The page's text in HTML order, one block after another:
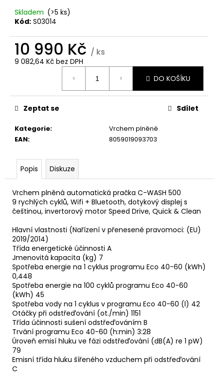
Skladem (>5 ks)
Kód: S03014
10 990 Kč / ks
9 082,64 Kč bez DPH
DO KOŠÍKU
Kategorie:
Vrchem plněné
EAN: 8059019093703
Zeptat se Sdílet
Popis Diskuze
Vrchem plněná automatická pračka C-WASH 500
9 rychlých cyklů, Wifi + Bluetooth, dotykový displej s
češtinou, invertorový motor Speed Drive, Quick & Clean
Hlavní vlastnosti (Nařízení v přenesené pravomoci: (EU)
2019/2014)
Třída energetické účinnosti A
Jmenovitá kapacita (kg) 7
Spotřeba energie na 1 cyklus programu Eco 40-60 (kWh)
0,448
Spotřeba energie na 100 cyklů programu Eco 40-60
(kWh) 45
Spotřeba vody na 1 cyklus v programu Eco 40-60 (l) 42
Otáčky při odstřeďování (ot./min) 1151
Třída účinnosti sušení odstřeďováním B
Trvání programu Eco 40-60 (h:min) 3:28
Úroveň emisí hluku ve fázi odstřeďování (dB(A) re 1 pW)
79
Emisní třída hluku šířeného vzduchem při odstřeďování
C
u
e
m
Kč